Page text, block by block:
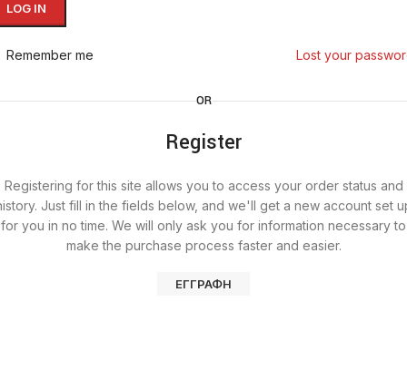
LOG IN
Lost your
Remember me
OR
Register
Registering for this site allows you to access your order status and
Just fill in the fields below, and we'll get a new account set
for you in no time. We will only ask you for information necessary to
make the purchase process faster and easier.
ΕΓΓΡΑΦΉ